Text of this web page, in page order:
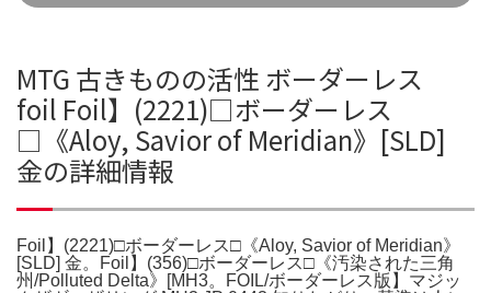
MTG 古きものの活性 ボーダーレス
foil Foil】(2221)□ボーダーレス
□《Aloy, Savior of Meridian》[SLD]
金の詳細情報
Foil】(2221)□ボーダーレス□《Aloy, Savior of Meridian》
[SLD] 金。Foil】(356)□ボーダーレス□《汚染された三角
州/Polluted Delta》[MH3。FOIL/ボーダーレス版】マジッ